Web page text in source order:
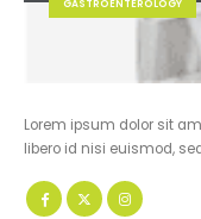
GASTROENTEROLOGY
Lorem ipsum dolor sit
libero id nisi euismod,